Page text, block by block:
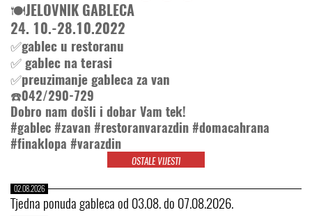
🍽️JELOVNIK GABLECA
24. 10.-28.10.2022
✅gablec u restoranu
✅ gablec na terasi
✅preuzimanje gableca za van
☎️042/290-729
Dobro nam došli i dobar Vam tek!
#gablec #zavan #restoranvarazdin #domacahrana
#finaklopa #varazdin
OSTALE VIJESTI
02.08.2026
Tjedna ponuda gableca od 03.08. do 07.08.2026.